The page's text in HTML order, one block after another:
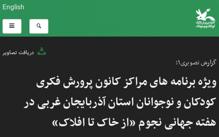
English
دریافت تصاویر
گزارش تصویری۱؛
ویژه برنامه های مراکز کانون پرورش فکری
کودکان و نوجوانان استان آذربایجان غربی در
هفته جهانی نجوم «از خاک تا افلاک»